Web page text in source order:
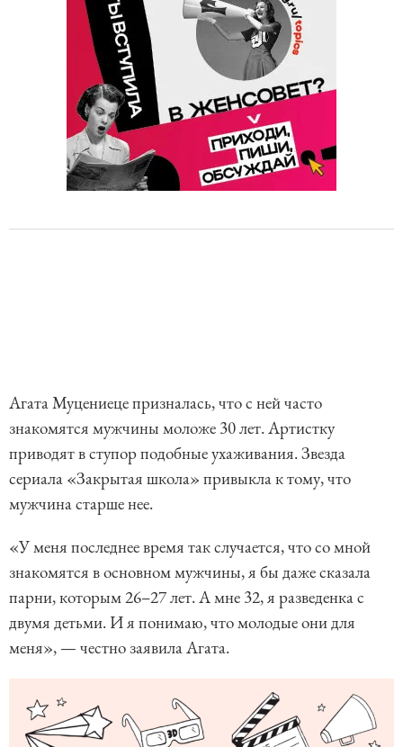
Агата Муцениеце призналась, что с ней часто
знакомятся мужчины моложе 30 лет. Артистку
приводят в ступор подобные ухаживания. Звезда
сериала «Закрытая школа» привыкла к тому, что
мужчина старше нее.
«У меня последнее время так случается, что со мной
знакомятся в основном мужчины, я бы даже сказала
парни, которым 26–27 лет. А мне 32, я разведенка с
двумя детьми. И я понимаю, что молодые они для
меня», — честно заявила Агата.